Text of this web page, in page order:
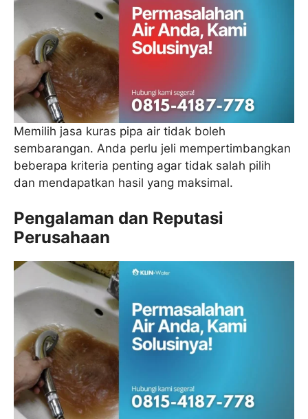
Memilih jasa kuras pipa air tidak boleh
sembarangan. Anda perlu jeli mempertimbangkan
beberapa kriteria penting agar tidak salah pilih
dan mendapatkan hasil yang maksimal.
Pengalaman dan Reputasi
Perusahaan